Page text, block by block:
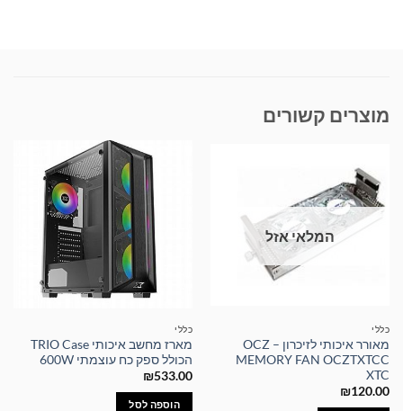
מוצרים קשורים
המלאי אזל
כללי
מאורר איכותי לזיכרון – OCZ
MEMORY FAN OCZTXTCC
XTC
₪120.00
כללי
מארז מחשב איכותי TRIO Case
הכולל ספק כח עוצמתי 600W
₪533.00
הוספה לסל